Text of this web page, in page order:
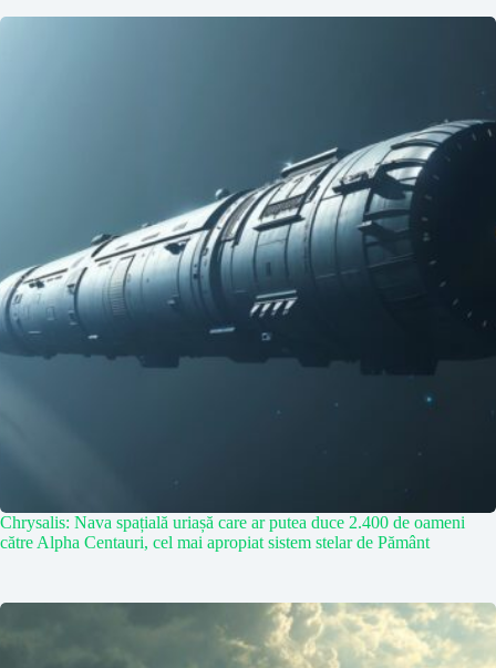
Chrysalis: Nava spațială uriașă care ar putea duce 2.400 de oameni
către Alpha Centauri, cel mai apropiat sistem stelar de Pământ